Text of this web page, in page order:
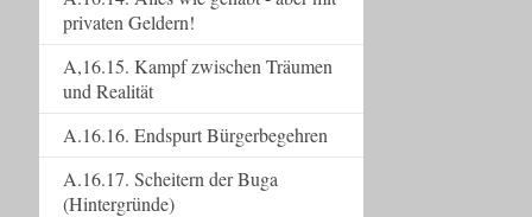
privaten Geldern!
A,16.15. Kampf zwischen Träumen
und Realität
A.16.16. Endspurt Bürgerbegehren
A.16.17. Scheitern der Buga
(Hintergründe)